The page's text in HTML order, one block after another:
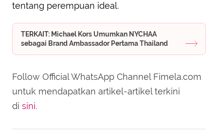
tentang perempuan ideal.
TERKAIT: Michael Kors Umumkan NYCHAA
sebagai Brand Ambassador Pertama Thailand
Follow Official WhatsApp Channel Fimela.com
untuk mendapatkan artikel-artikel terkini
di sini.